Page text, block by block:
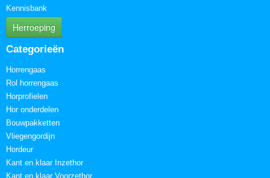
Kennisbank
Herroeping
Categorieën
Horrengaas
Rol horrengaas
Horprofielen
Hor onderdelen
Bouwpakketten
Vliegengordijn
Hordeur
Kant en klaar Inzethor
Kant en klaar Voorzethor